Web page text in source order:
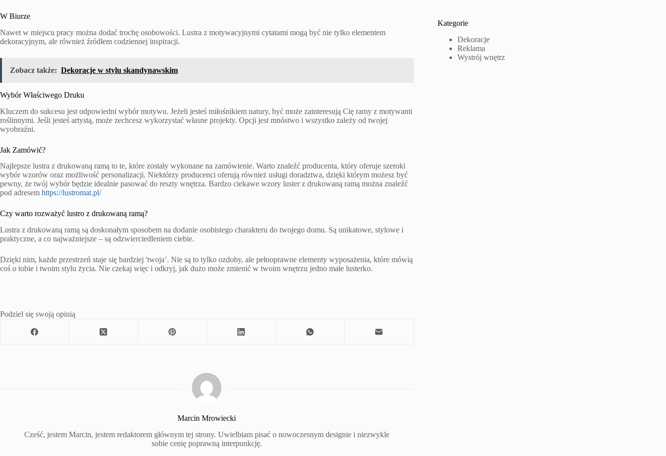
W Biurze
Nawet w miejscu pracy można dodać trochę osobowości. Lustra z motywacyjnymi cytatami mogą być nie tylko elementem
dekoracyjnym, ale również źródłem codziennej inspiracji.
Zobacz także: Dekoracje w stylu skandynawskim
Wybór Właściwego Druku
Kluczem do sukcesu jest odpowiedni wybór motywu. Jeżeli jesteś miłośnikiem natury, być może zainteresują Cię ramy z motywami
roślinnymi. Jeśli jesteś artystą, może zechcesz wykorzystać własne projekty. Opcji jest mnóstwo i wszystko zależy od twojej
wyobraźni.
Jak Zamówić?
Najlepsze lustra z drukowaną ramą to te, które zostały wykonane na zamówienie. Warto znaleźć producenta, który oferuje szeroki
wybór wzorów oraz możliwość personalizacji. Niektórzy producenci oferują również usługi doradztwa, dzięki którym możesz być
pewny, że twój wybór będzie idealnie pasować do reszty wnętrza. Bardzo ciekawe wzory luster z drukowaną ramą można znaleźć
pod adresem https://lustromat.pl/
Czy warto rozważyć lustro z drukowaną ramą?
Lustra z drukowaną ramą są doskonałym sposobem na dodanie osobistego charakteru do twojego domu. Są unikatowe, stylowe i
praktyczne, a co najważniejsze – są odzwierciedleniem ciebie.
Dzięki nim, każde przestrzeń staje się bardziej 'twoja’. Nie są to tylko ozdoby, ale pełnoprawne elementy wyposażenia, które mówią
coś o tobie i twoim stylu życia. Nie czekaj więc i odkryj, jak dużo może zmienić w twoim wnętrzu jedno małe lusterko.
Podziel się swoją opinią
Marcin Mrowiecki
Cześć, jestem Marcin, jestem redaktorem głównym tej strony. Uwielbiam pisać o nowoczesnym designie i niezwykle
sobie cenię poprawną interpunkcję.
Kategorie
Dekoracje
Reklama
Wystrój wnętrz